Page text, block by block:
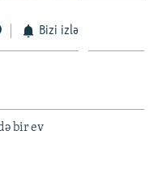
Bizi izlə
bir ev